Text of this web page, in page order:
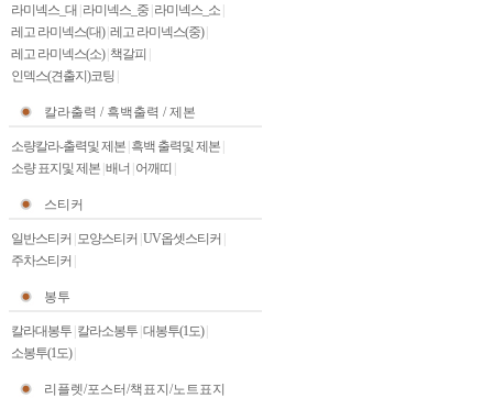
라미넥스_대 라미넥스_중 라미넥스_소
레고 라미넥스(대)| 레고 라미넥스(중)|
레고 라미넥스(소)| 책갈피
인덱스(견출지)코팅
칼라출력 / 흑백출력 / 제본
소량칼라-출력및 제본 흑백 출력및 제본
소량 표지및 제본 배너 어깨띠
스티커
일반스티커 모양스티커 UV옵셋스티커
주차스티커
봉투
칼라대봉투 칼라소봉투 대봉투(1도)|
소봉투(1도)|
리플렛/포스터/책표지/노트표지